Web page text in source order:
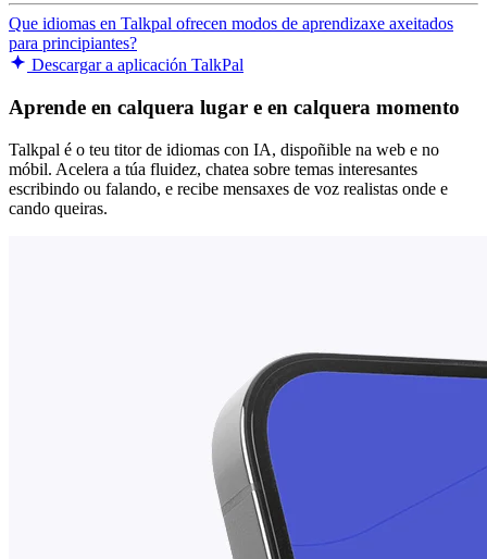
Que idiomas en Talkpal ofrecen modos de aprendizaxe axeitados
para principiantes?
Descargar a aplicación TalkPal
Aprende en calquera lugar e en calquera momento
Talkpal é o teu titor de idiomas con IA, dispoñible na web e no
móbil. Acelera a túa fluidez, chatea sobre temas interesantes
escribindo ou falando, e recibe mensaxes de voz realistas onde e
cando queiras.